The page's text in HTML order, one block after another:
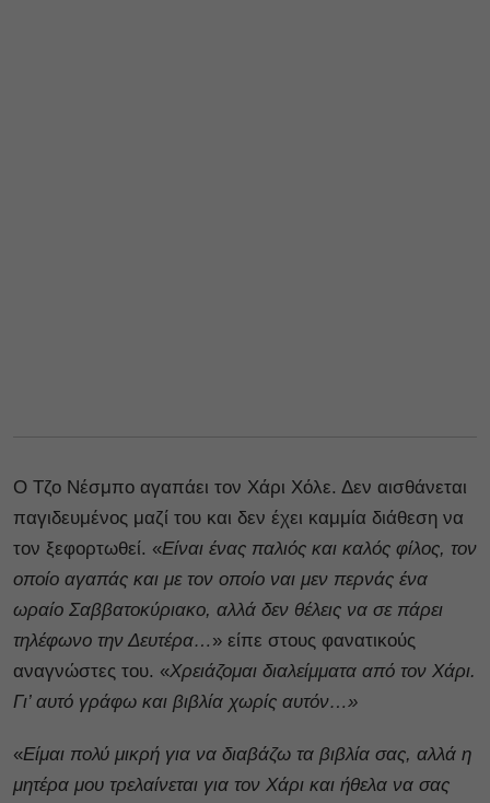
Ο Τζο Νέσμπο αγαπάει τον Χάρι Χόλε. Δεν αισθάνεται
παγιδευμένος μαζί του και δεν έχει καμμία διάθεση να
τον ξεφορτωθεί. «Είναι ένας παλιός και καλός φίλος, τον
οποίο αγαπάς και με τον οποίο ναι μεν περνάς ένα
ωραίο Σαββατοκύριακο, αλλά δεν θέλεις να σε πάρει
τηλέφωνο την Δευτέρα… » είπε στους φανατικούς
αναγνώστες του. «Χρειάζομαι διαλείμματα από τον Χάρι.
Γι’ αυτό γράφω και βιβλία χωρίς αυτόν…»
«Είμαι πολύ μικρή για να διαβάζω τα βιβλία σας, αλλά η
μητέρα μου τρελαίνεται για τον Χάρι και ήθελα να σας